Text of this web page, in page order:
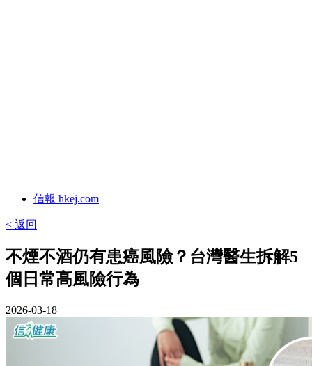
信報 hkej.com
< 返回
不煙不酒仍有患癌風險？台灣醫生拆解5
個日常高風險行為
2026-03-18